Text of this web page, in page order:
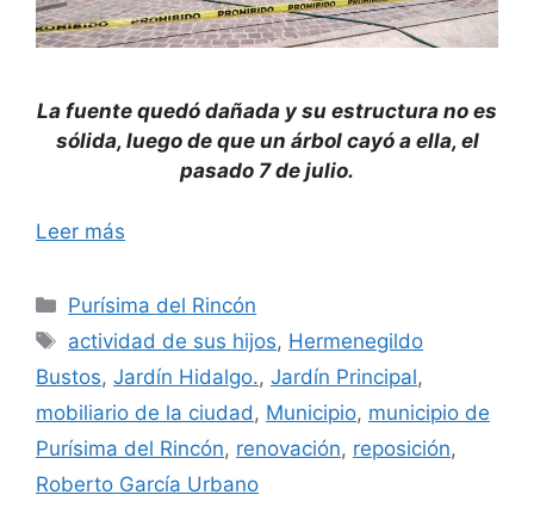
La fuente quedó dañada y su estructura no es
sólida, luego de que un árbol cayó a ella, el
pasado 7 de julio.
Leer más
Categorías
Purísima del Rincón
Etiquetas
actividad de sus hijos, Hermenegildo
Bustos, Jardín Hidalgo., Jardín Principal,
mobiliario de la ciudad , Municipio, municipio de
Purísima del Rincón, renovación, reposición,
Roberto García Urbano